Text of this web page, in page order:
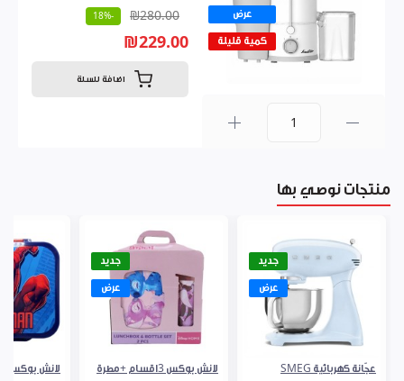
عرض
كمية قليلة
₪280.00
-18%
₪229.00
اضافة للسلة
منتجات نوصي بها
جديد
عرض
عجّانة كهربائية SMEG
جديد
عرض
لانش بوكس 3اقسام +مطرة